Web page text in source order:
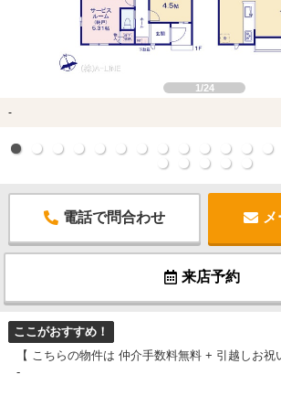
1/24
-
電話で問合わせ
来店予約
ここがおすすめ！
【 こちらの物件は 仲介手数料無料 + 引越しお祝
-